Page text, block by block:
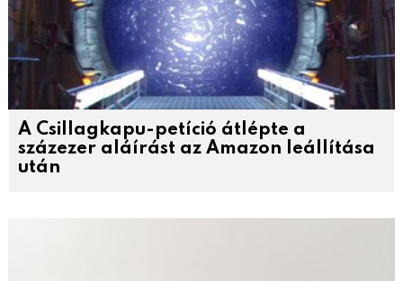
A Csillagkapu-petíció átlépte a
százezer aláírást az Amazon leállítása
után